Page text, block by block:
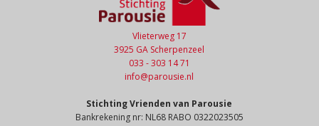
Vlieterweg 17
3925 GA Scherpenzeel
033 - 303 14 71
info@parousie.nl
Stichting Vrienden van Parousie
Bankrekening nr: NL68 RABO 0322023505